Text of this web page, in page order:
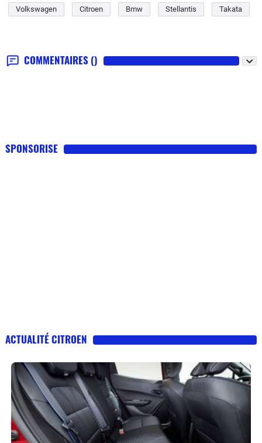
Volkswagen Citroen Bmw Stellantis Takata
COMMENTAIRES ()
SPONSORISE
ACTUALITÉ CITROEN